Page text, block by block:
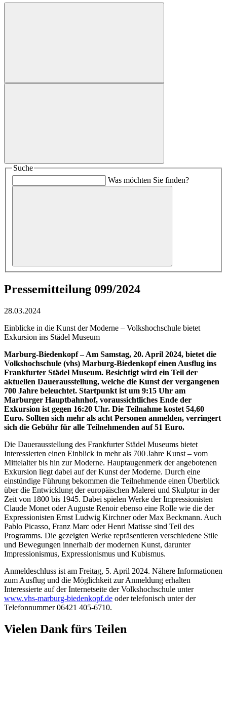
Suche
Was möchten Sie finden?
Pressemitteilung 099/2024
28.03.2024
Einblicke in die Kunst der Moderne – Volkshochschule bietet
Exkursion ins Städel Museum
Marburg-Biedenkopf – Am Samstag, 20. April 2024, bietet die
Volkshochschule (vhs) Marburg-Biedenkopf einen Ausflug ins
Frankfurter Städel Museum. Besichtigt wird ein Teil der
aktuellen Dauerausstellung, welche die Kunst der vergangenen
700 Jahre beleuchtet. Startpunkt ist um 9:15 Uhr am
Marburger Hauptbahnhof, voraussichtliches Ende der
Exkursion ist gegen 16:20 Uhr. Die Teilnahme kostet 54,60
Euro. Sollten sich mehr als acht Personen anmelden, verringert
sich die Gebühr für alle Teilnehmenden auf 51 Euro.
Die Dauerausstellung des Frankfurter Städel Museums bietet
Interessierten einen Einblick in mehr als 700 Jahre Kunst – vom
Mittelalter bis hin zur Moderne. Hauptaugenmerk der angebotenen
Exkursion liegt dabei auf der Kunst der Moderne. Durch eine
einstündige Führung bekommen die Teilnehmende einen Überblick
über die Entwicklung der europäischen Malerei und Skulptur in der
Zeit von 1800 bis 1945. Dabei spielen Werke der Impressionisten
Claude Monet oder Auguste Renoir ebenso eine Rolle wie die der
Expressionisten Ernst Ludwig Kirchner oder Max Beckmann. Auch
Pablo Picasso, Franz Marc oder Henri Matisse sind Teil des
Programms. Die gezeigten Werke repräsentieren verschiedene Stile
und Bewegungen innerhalb der modernen Kunst, darunter
Impressionismus, Expressionismus und Kubismus.
Anmeldeschluss ist am Freitag, 5. April 2024. Nähere Informationen
zum Ausflug und die Möglichkeit zur Anmeldung erhalten
Interessierte auf der Internetseite der Volkshochschule unter
www.vhs-marburg-biedenkopf.de oder telefonisch unter der
Telefonnummer 06421 405-6710.
Vielen Dank fürs Teilen